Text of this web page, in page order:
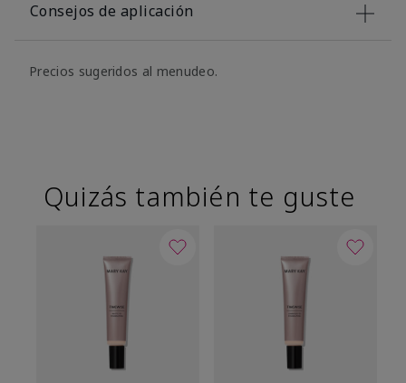
Consejos de aplicación
Precios sugeridos al menudeo.
Quizás también te guste